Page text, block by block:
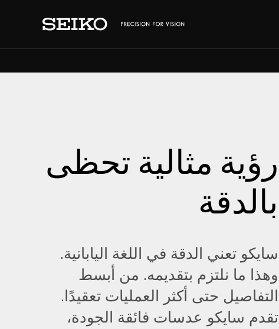
رؤية مثالية تحظى
بالدقة
سايكو تعني الدقة في اللغة اليابانية.
وهذا ما نلتزم بتقديمه. من أبسط
التفاصيل حتى أكثر العمليات تعقيدًا.
تقدم سايكو عدسات فائقة الجودة،